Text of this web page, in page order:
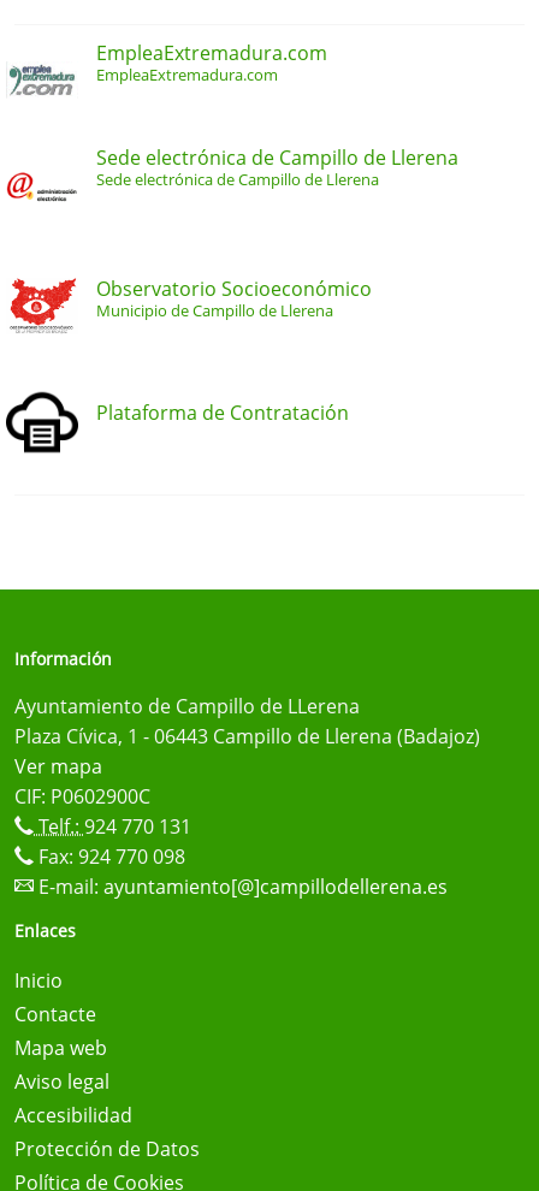
EmpleaExtremadura.com
EmpleaExtremadura.com
Sede electrónica de Campillo de Llerena
Sede electrónica de Campillo de Llerena
Observatorio Socioeconómico
Municipio de Campillo de Llerena
Plataforma de Contratación
Información
Ayuntamiento de Campillo de LLerena
Plaza Cívica, 1 - 06443 Campillo de Llerena (Badajoz)
Ver mapa
CIF: P0602900C
Telf.: 924 770 131
Fax: 924 770 098
E-mail: ayuntamiento[@]campillodellerena.es
Enlaces
Inicio
Contacte
Mapa web
Aviso legal
Accesibilidad
Protección de Datos
Política de Cookies